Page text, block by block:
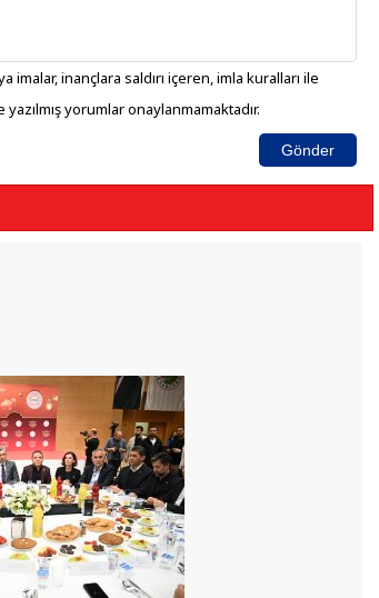
inançlara saldırı içeren, imla kuralları ile
yorumlar onaylanmamaktadır.
Gönder